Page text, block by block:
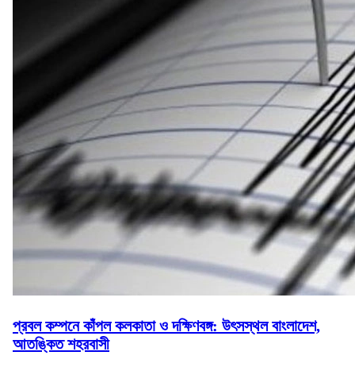
প্রবল কম্পনে কাঁপল কলকাতা ও দক্ষিণবঙ্গ: উৎসস্থল বাংলাদেশ,
আতঙ্কিত শহরবাসী